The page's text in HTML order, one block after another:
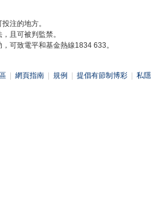
注的地方。
且可被判監禁。
可致電平和基金熱線1834 633。
網頁指南 規例 提倡有節制博彩 私